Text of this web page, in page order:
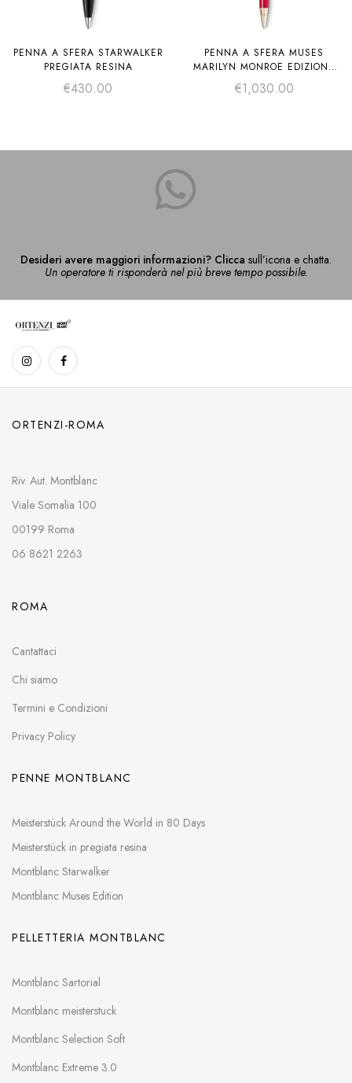
PENNA A SFERA STARWALKER
PREGIATA RESINA
€430.00
PENNA A SFERA MUSES
MARILYN MONROE EDIZIONE
SPECIALE
€1,030.00
Desideri avere maggiori informazioni? Clicca sull’icona e chatta.
Un operatore ti risponderà nel più breve tempo possibile.
ORTENZI-ROMA
Riv. Aut. Montblanc
Viale Somalia 100
00199 Roma
06 8621 2263
ROMA
Cantattaci
Chi siamo
Termini e Condizioni
Privacy Policy
PENNE MONTBLANC
Meisterstück Around the World in 80 Days
Meisterstück in pregiata resina
Montblanc Starwalker
Montblanc Muses Edition
PELLETTERIA MONTBLANC
Montblanc Sartorial
Montblanc meisterstuck
Montblanc Selection Soft
Montblanc Extreme 3.0